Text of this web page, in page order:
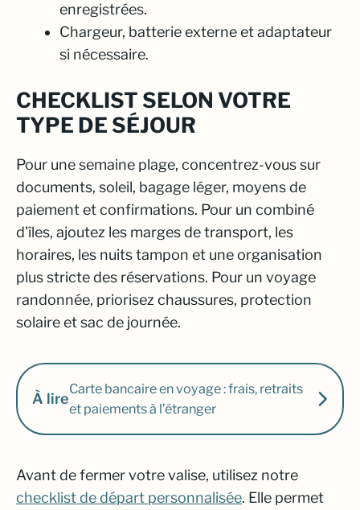
enregistrées.
Chargeur, batterie externe et adaptateur
si nécessaire.
CHECKLIST SELON VOTRE
TYPE DE SÉJOUR
Pour une semaine plage, concentrez-vous sur
documents, soleil, bagage léger, moyens de
paiement et confirmations. Pour un combiné
d’îles, ajoutez les marges de transport, les
horaires, les nuits tampon et une organisation
plus stricte des réservations. Pour un voyage
randonnée, priorisez chaussures, protection
solaire et sac de journée.
À lire
Carte bancaire en voyage : frais, retraits
et paiements à l’étranger
Avant de fermer votre valise, utilisez notre
checklist de départ personnalisée. Elle permet